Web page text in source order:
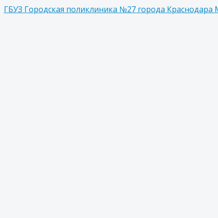
ГБУЗ Городская поликлиника №27 города Краснодара